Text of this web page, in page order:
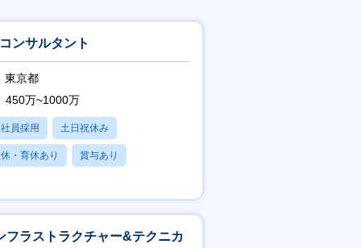
ンサルタント
東京都
450万~1000万
員採用 土日祝休み
・育休あり 賞与あり
フラストラクチャー&テクニカ